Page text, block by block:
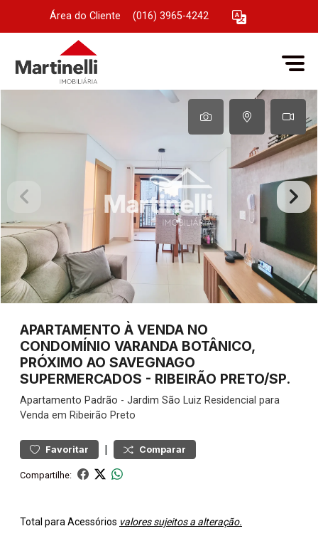
Área do Cliente (016) 3965-4242
APARTAMENTO À VENDA NO
CONDOMÍNIO VARANDA BOTÂNICO,
PRÓXIMO AO SAVEGNAGO
SUPERMERCADOS - RIBEIRÃO PRETO/SP.
Apartamento Padrão - Jardim São Luiz Residencial para
Venda em Ribeirão Preto
Favoritar | Comparar
Compartilhe:
Total para Acessórios valores sujeitos a alteração.